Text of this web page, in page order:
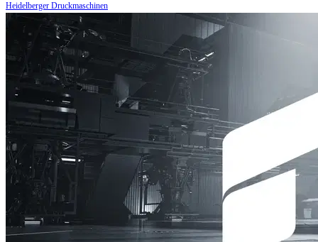
Heidelberger Druckmaschinen